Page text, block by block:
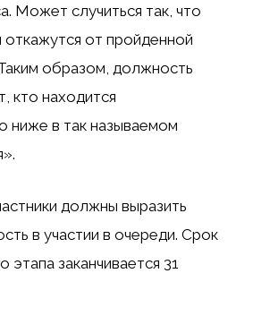
Может случиться так, что
откажутся от пройденной
образом, должность
кто находится
ниже в так называемом
должны выразить
в участии в очереди. Срок
этапа заканчивается 31